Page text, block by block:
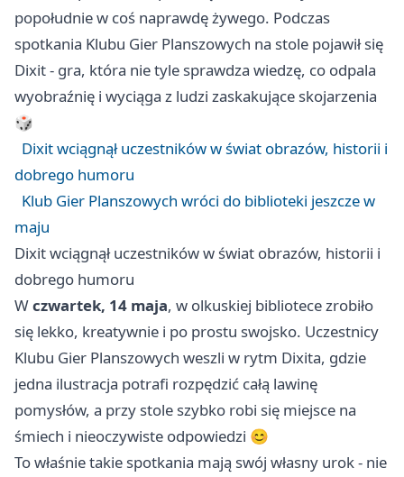
popołudnie w coś naprawdę żywego. Podczas
spotkania Klubu Gier Planszowych na stole pojawił się
Dixit - gra, która nie tyle sprawdza wiedzę, co odpala
wyobraźnię i wyciąga z ludzi zaskakujące skojarzenia
🎲
Dixit wciągnął uczestników w świat obrazów, historii i
dobrego humoru
Klub Gier Planszowych wróci do biblioteki jeszcze w
maju
Dixit wciągnął uczestników w świat obrazów, historii i
dobrego humoru
Wczwartek, 14 maja, w olkuskiej bibliotece zrobiło
się lekko, kreatywnie i po prostu swojsko. Uczestnicy
Klubu Gier Planszowych weszli w rytm Dixita, gdzie
jedna ilustracja potrafi rozpędzić całą lawinę
pomysłów, a przy stole szybko robi się miejsce na
śmiech i nieoczywiste odpowiedzi 😊
To właśnie takie spotkania mają swój własny urok - nie